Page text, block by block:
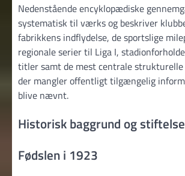
Nedenstående encyklopædiske
systematisk til værks og beskriver
fabrikkens indflydelse, de sportslige
regionale serier til Liga I,
titler samt de mest centrale
der mangler offentligt tilgængelig
blive nævnt.
Historisk baggrund og stiftelse
Fødslen i 1923